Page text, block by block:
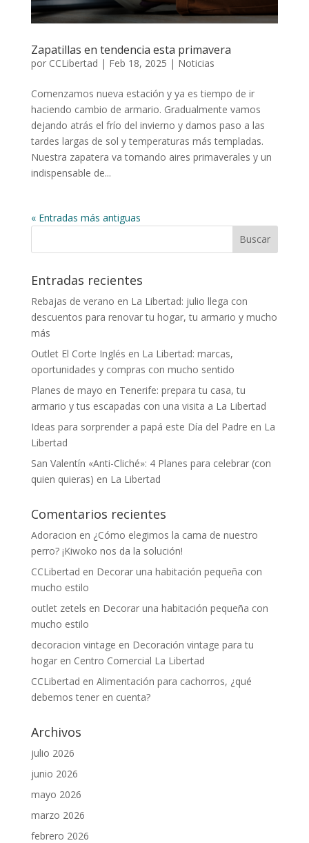
Zapatillas en tendencia esta primavera
por CCLibertad | Feb 18, 2025 | Noticias
Comenzamos nueva estación y ya es tiempo de ir
haciendo cambio de armario. Gradualmente vamos
dejando atrás el frío del invierno y damos paso a las
tardes largas de sol y temperaturas más templadas.
Nuestra zapatera va tomando aires primaverales y un
indispensable de...
« Entradas más antiguas
Entradas recientes
Rebajas de verano en La Libertad: julio llega con
descuentos para renovar tu hogar, tu armario y mucho
más
Outlet El Corte Inglés en La Libertad: marcas,
oportunidades y compras con mucho sentido
Planes de mayo en Tenerife: prepara tu casa, tu
armario y tus escapadas con una visita a La Libertad
Ideas para sorprender a papá este Día del Padre en La
Libertad
San Valentín «Anti-Cliché»: 4 Planes para celebrar (con
quien quieras) en La Libertad
Comentarios recientes
Adoracion en ¿Cómo elegimos la cama de nuestro
perro? ¡Kiwoko nos da la solución!
CCLibertad en Decorar una habitación pequeña con
mucho estilo
outlet zetels en Decorar una habitación pequeña con
mucho estilo
decoracion vintage en Decoración vintage para tu
hogar en Centro Comercial La Libertad
CCLibertad en Alimentación para cachorros, ¿qué
debemos tener en cuenta?
Archivos
julio 2026
junio 2026
mayo 2026
marzo 2026
febrero 2026